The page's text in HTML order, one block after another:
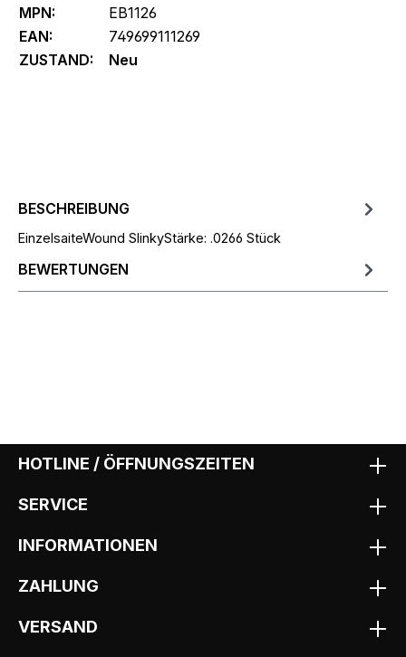
MPN:
EB1126
EAN:
749699111269
ZUSTAND:
Neu
BESCHREIBUNG
EinzelsaiteWound SlinkyStärke: .0266 Stück
BEWERTUNGEN
HOTLINE / ÖFFNUNGSZEITEN
SERVICE
INFORMATIONEN
ZAHLUNG
VERSAND